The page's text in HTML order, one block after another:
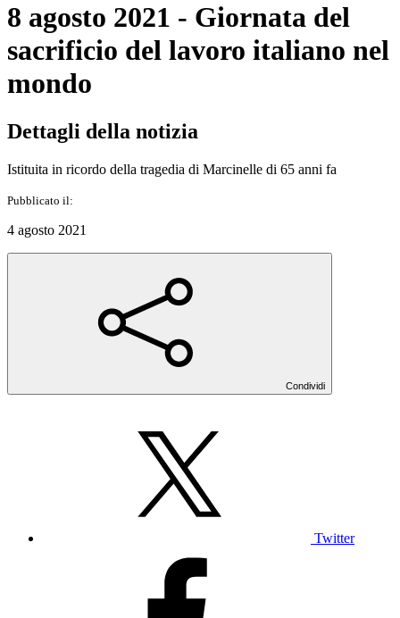
8 agosto 2021 - Giornata del
sacrificio del lavoro italiano nel
mondo
Dettagli della notizia
Istituita in ricordo della tragedia di Marcinelle di 65 anni fa
Pubblicato il:
4 agosto 2021
Condividi
Twitter